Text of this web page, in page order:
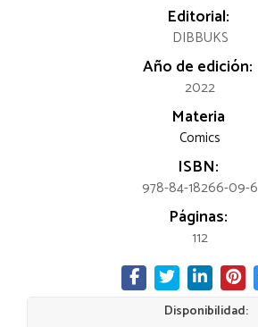
Editorial:
DIBBUKS
Año de edición:
2022
Materia
Comics
ISBN:
978-84-18266-09-6
Páginas:
112
Disponibilidad: